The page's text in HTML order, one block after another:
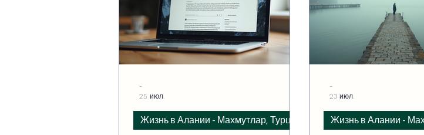
Жизнь в Алании - Махмутлар, Турция
-
25 июл.
Жизнь в Алании -
-
23 июл.